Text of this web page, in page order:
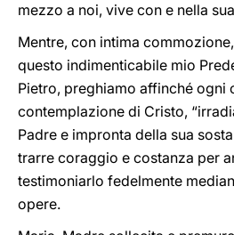
mezzo a noi, vive con e nella
Mentre, con intima
questo indimenticabile mio
Pietro, preghiamo affinché ogni
contemplazione di Cristo,
Padre e impronta della sua
trarre coraggio e costanza per
testimoniarlo fedelmente
opere.